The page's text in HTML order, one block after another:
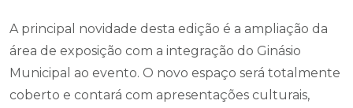
A principal novidade desta edição é a ampliação da
área de exposição com a integração do Ginásio
Municipal ao evento. O novo espaço será totalmente
coberto e contará com apresentações culturais,